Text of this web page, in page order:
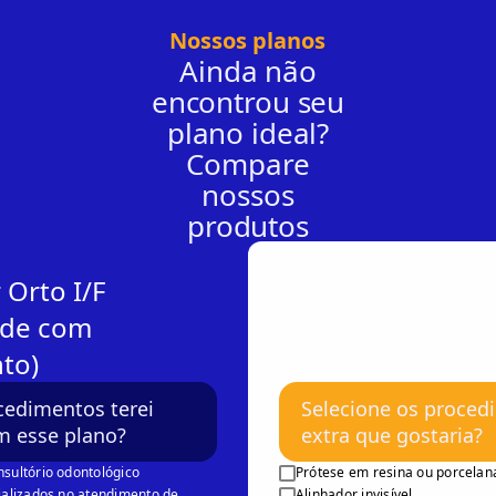
Nossos planos
Ainda não
encontrou seu
plano ideal?
Compare
nossos
produtos
I/F
com
terei
esse plano?
odontológico
Selecione os
extra que gostaria?
Prótese em resina ou